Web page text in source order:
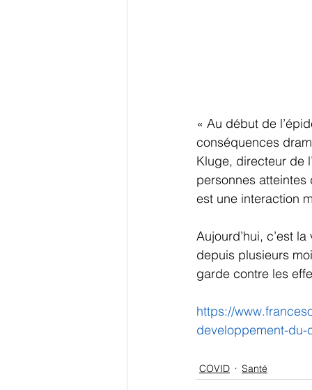
« Au début de
conséquences
Kluge, directeur de
personnes
est une interaction
Aujourd’hui, c’est
depuis plusieurs
garde contre les
https://
developpement-du-
COVID Santé